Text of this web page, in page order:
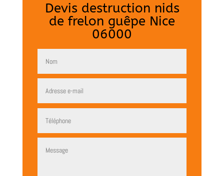
Devis destruction nids
de frelon guêpe Nice
06000